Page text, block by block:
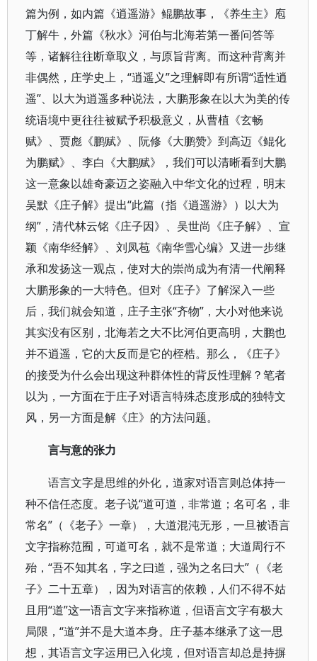
篇为例，如内篇《逍遥游》鲲鹏故事，《养生主》庖
丁解牛，外篇《秋水》河伯与北海若第一番问答等
等，诸解往往断章取义，与原旨背离。而这种背离并
非偶然，庄学史上，“逍遥义”之理解即有所谓“适性逍
遥”、以大为逍遥多种说法，大鹏形象在以大为美的传
统语境中更往往被赋予积极意义，从曹植《玄畅
赋》、贾彪《鹏赋》、阮修《大鹏赞》到高迈《鲲化
为鹏赋》、李白《大鹏赋》，我们可以清晰看到大鹏
这一意象以雄奇豪迈之姿融入中华文化的过程，明末
吴默《庄子解》提出“此篇（指《逍遥游》）以大为
纲”，清代林云铭《庄子因》、吴世尚《庄子解》、宣
颖《南华经解》、刘凤苞《南华雪心编》又进一步继
承和发扬这一观点，使对大的崇尚成为有清一代阐释
大鹏形象的一大特色。但对《庄子》了解深入一些
后，我们就会知道，庄子主张“齐物”，大小对他来说
其实没有区别，北海若之大不比河伯更高明，大鹏也
并不逍遥，它的大反而是它的桎梏。那么，《庄子》
的接受为什么会出现这种群体性的背反性理解？笔者
以为，一方面在于庄子对语言特殊态度形成的独特文
风，另一方面是解《庄》的方法问题。
言与意的张力
语言文字是思维的外化，道家对语言则总体持一
种不信任态度。老子说“道可道，非常道；名可名，非
常名”（《老子》一章），大道混沌无形，一旦被语言
文字指称范囿，可道可名，就不是常道；大道周行不
殆，“吾不知其名，字之曰道，强为之名曰大”（《老
子》二十五章），因为对语言的依赖，人们不得不姑
且用“道”这一语言文字来指称道，但语言文字有极大
局限，“道”并不是大道本身。庄子基本继承了这一思
想，其语言文字运用已入化境，但对语言却总是持摒